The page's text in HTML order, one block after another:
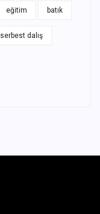
eğitim batık
serbest dalış